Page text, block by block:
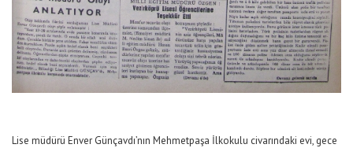
Lise müdürü Enver Günçavdı’nın Mehmetpaşa İlkokulu civarındaki evi, gece